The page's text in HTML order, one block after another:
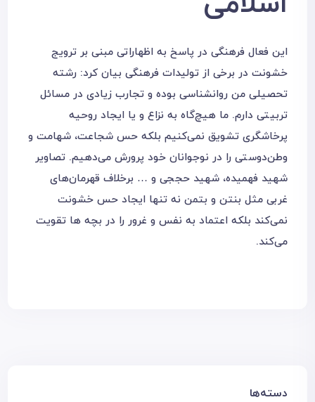
این فعال فرهنگی در پاسخ به اظهاراتی مبنی بر ترویج
خشونت در برخی از تولیدات فرهنگی بیان کرد: رشته
تحصیلی من روانشناسی بوده و تجارب زیادی در مسائل
تربیتی دارم. ما هیچ‌‌گاه به نزاع و یا ایجاد روحیه
پرخاشگری تشویق نمی‌کنیم بلکه حس شجاعت، شهامت و
وطن‌دوستی را در نوجوانان خود پرورش می‌دهیم. تصاویر
شهید فهمیده، شهید حججی و … برخلاف قهرمان‌های
غربی مثل بنتن و بتمن نه تنها ایجاد حس خشونت
نمی‌‌کند بلکه اعتماد به نفس و غرور را در بچه ها تقویت
می‌کند.
دسته‌ها